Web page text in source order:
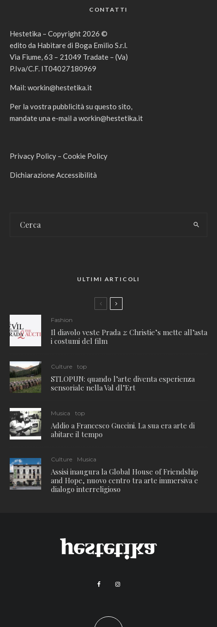
CONTATTI
Hestetika – Copyright 2026 ©
edito da Habitare di Boga Emilio S.r.l.
Via Fiume, 63 – 21049 Tradate – (Va)
P.Iva/C.F. IT04027180969
Mail: workin@hestetika.it
Per la vostra pubblicità su questo sito,
mandate una e-mail a workin@hestetika.it
Privacy Policy – Cookie Policy
Dichiarazione Accessibilità
ULTIMI ARTICOLI
Fashion
Il diavolo veste Prada 2: Christie’s mette all’asta
i costumi del film
Culture top
STLOPUN: quando l’arte diventa esperienza
sensoriale nella Val dl’Ert
Musica top
Addio a Francesco Guccini. La sua era arte di
abitare il tempo
Culture Musica
Assisi inaugura la Global House of Friendship
and Hope, nuovo centro tra arte immersiva e
dialogo interreligioso